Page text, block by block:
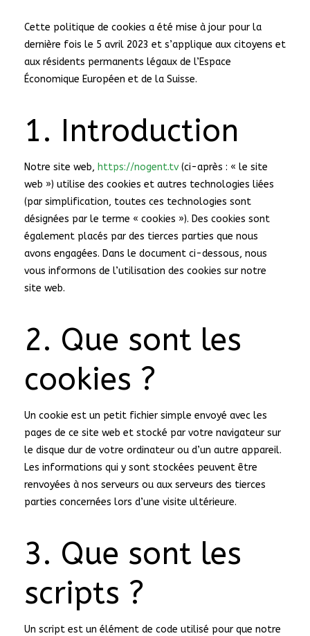
Cette politique de cookies a été mise à jour pour la
dernière fois le 5 avril 2023 et s’applique aux citoyens et
aux résidents permanents légaux de l’Espace
Économique Européen et de la Suisse.
1. Introduction
Notre site web, https://nogent.tv(ci-après : « le site
web ») utilise des cookies et autres technologies liées
(par simplification, toutes ces technologies sont
désignées par le terme « cookies »). Des cookies sont
également placés par des tierces parties que nous
avons engagées. Dans le document ci-dessous, nous
vous informons de l’utilisation des cookies sur notre
site web.
2. Que sont les
cookies ?
Un cookie est un petit fichier simple envoyé avec les
pages de ce site web et stocké par votre navigateur sur
le disque dur de votre ordinateur ou d’un autre appareil.
Les informations qui y sont stockées peuvent être
renvoyées à nos serveurs ou aux serveurs des tierces
parties concernées lors d’une visite ultérieure.
3. Que sont les
scripts ?
Un script est un élément de code utilisé pour que notre